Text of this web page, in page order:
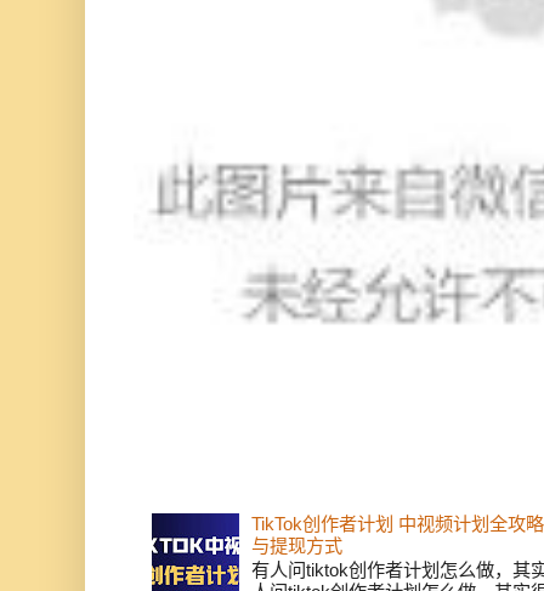
TikTok创作者计划 中视频计划全攻
与提现方式
有人问tiktok创作者计划怎么做，其